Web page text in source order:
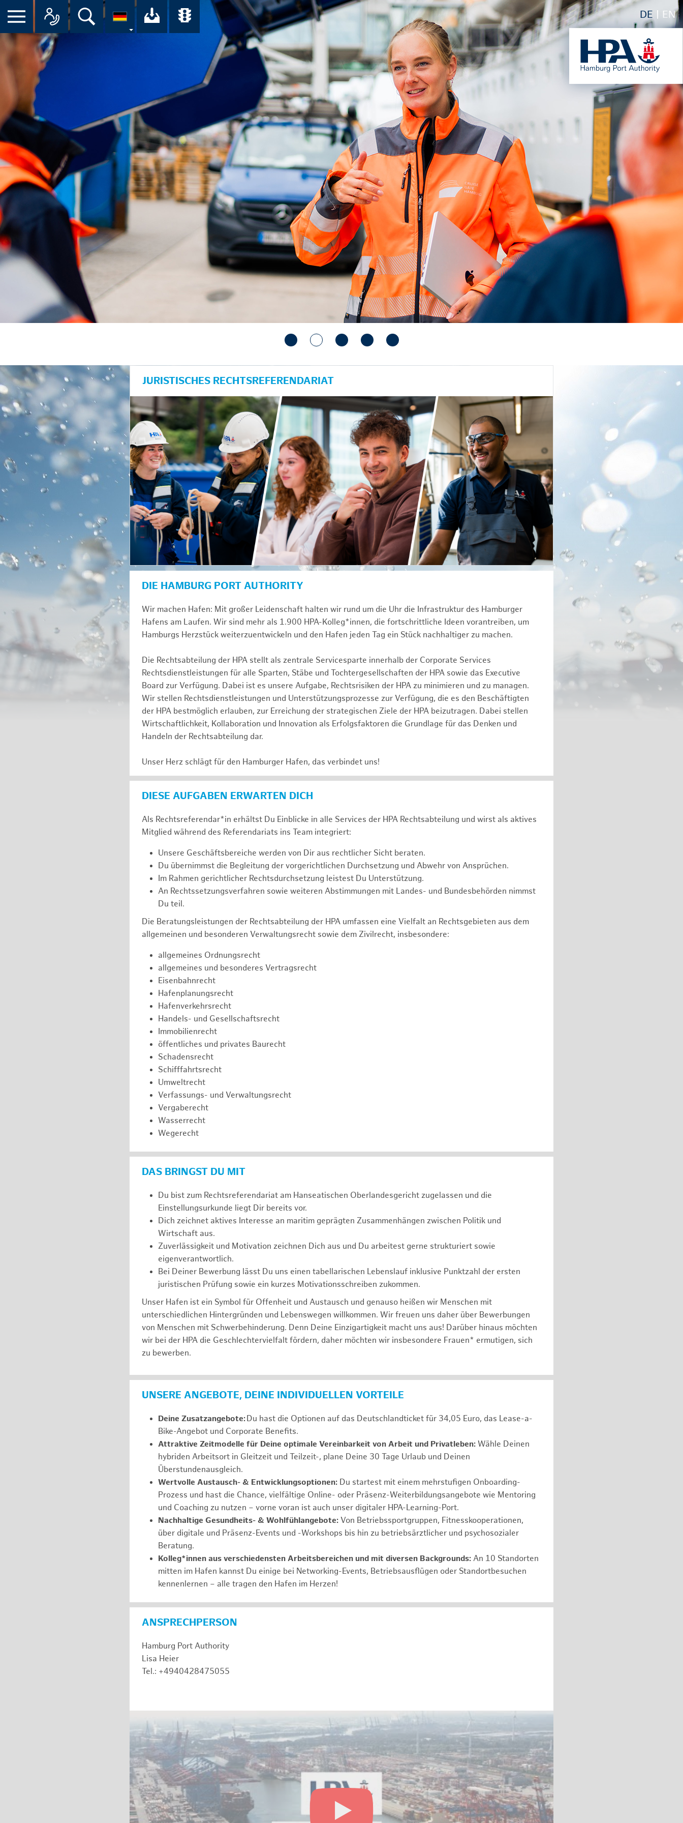
DE EN
Suche Ihr Download-Center der HPA
Übersicht aller Verkehrsmeldungen im Hafen am
JURISTISCHES RECHTSREFERENDARIAT
DIE HAMBURG PORT AUTHORITY
Wir machen Hafen: Mit großer Leidenschaft halten wir rund um die Uhr die Infrastruktur des Hamburger
Hafens am Laufen. Wir sind mehr als 1.900 HPA-Kolleg*innen, die fortschrittliche Ideen vorantreiben, um
Hamburgs Herzstück weiterzuentwickeln und den Hafen jeden Tag ein Stück nachhaltiger zu machen.
Die Rechtsabteilung der HPA stellt als zentrale Servicesparte innerhalb der Corporate Services
Rechtsdienstleistungen für alle Sparten, Stäbe und Tochtergesellschaften der HPA sowie das Executive
Board zur Verfügung. Dabei ist es unsere Aufgabe, Rechtsrisiken der HPA zu minimieren und zu managen.
Wir stellen Rechtsdienstleistungen und Unterstützungsprozesse zur Verfügung, die es den Beschäftigten
der HPA bestmöglich erlauben, zur Erreichung der strategischen Ziele der HPA beizutragen. Dabei stellen
Wirtschaftlichkeit, Kollaboration und Innovation als Erfolgsfaktoren die Grundlage für das Denken und
Handeln der Rechtsabteilung dar.
Unser Herz schlägt für den Hamburger Hafen, das verbindet uns!
DIESE AUFGABEN ERWARTEN DICH
Als Rechtsreferendar*in erhältst Du Einblicke in alle Services der HPA Rechtsabteilung und wirst als aktives
Mitglied während des Referendariats ins Team integriert:
Unsere Geschäftsbereiche werden von Dir aus rechtlicher Sicht beraten.
Du übernimmst die Begleitung der vorgerichtlichen Durchsetzung und Abwehr von Ansprüchen.
Im Rahmen gerichtlicher Rechtsdurchsetzung leistest Du Unterstützung.
An Rechtssetzungsverfahren sowie weiteren Abstimmungen mit Landes- und Bundesbehörden nimmst
Du teil.
Die Beratungsleistungen der Rechtsabteilung der HPA umfassen eine Vielfalt an Rechtsgebieten aus dem
allgemeinen und besonderen Verwaltungsrecht sowie dem Zivilrecht, insbesondere:
allgemeines Ordnungsrecht
allgemeines und besonderes Vertragsrecht
Eisenbahnrecht
Hafenplanungsrecht
Hafenverkehrsrecht
Handels- und Gesellschaftsrecht
Immobilienrecht
öffentliches und privates Baurecht
Schadensrecht
Schifffahrtsrecht
Umweltrecht
Verfassungs- und Verwaltungsrecht
Vergaberecht
Wasserrecht
Wegerecht
DAS BRINGST DU MIT
Du bist zum Rechtsreferendariat am Hanseatischen Oberlandesgericht zugelassen und die
Einstellungsurkunde liegt Dir bereits vor.
Dich zeichnet aktives Interesse an maritim geprägten Zusammenhängen zwischen Politik und
Wirtschaft aus.
Zuverlässigkeit und Motivation zeichnen Dich aus und Du arbeitest gerne strukturiert sowie
eigenverantwortlich.
Bei Deiner Bewerbung lässt Du uns einen tabellarischen Lebenslauf inklusive Punktzahl der ersten
juristischen Prüfung sowie ein kurzes Motivationsschreiben zukommen.
Unser Hafen ist ein Symbol für Offenheit und Austausch und genauso heißen wir Menschen mit
unterschiedlichen Hintergründen und Lebenswegen willkommen. Wir freuen uns daher über Bewerbungen
von Menschen mit Schwerbehinderung. Denn Deine Einzigartigkeit macht uns aus! Darüber hinaus möchten
wir bei der HPA die Geschlechtervielfalt fördern, daher möchten wir insbesondere Frauen* ermutigen, sich
zu bewerben.
UNSERE ANGEBOTE, DEINE INDIVIDUELLEN VORTEILE
Deine Zusatzangebote:Du hast die Optionen auf das Deutschlandticket für 34,05 Euro, das Lease-a-
Bike-Angebot und Corporate Benefits.
Attraktive Zeitmodelle für Deine optimale Vereinbarkeit von Arbeit und Privatleben: Wähle Deinen
hybriden Arbeitsort in Gleitzeit und Teilzeit-, plane Deine 30 Tage Urlaub und Deinen
Überstundenausgleich.
Wertvolle Austausch- & Entwicklungsoptionen: Du startest mit einem mehrstufigen Onboarding-
Prozess und hast die Chance, vielfältige Online- oder Präsenz-Weiterbildungsangebote wie Mentoring
und Coaching zu nutzen – vorne voran ist auch unser digitaler HPA-Learning-Port.
Nachhaltige Gesundheits- & Wohlfühlangebote: Von Betriebssportgruppen, Fitnesskooperationen,
über digitale und Präsenz-Events und -Workshops bis hin zu betriebsärztlicher und psychosozialer
Beratung.
Kolleg*innen aus verschiedensten Arbeitsbereichen und mit diversen Backgrounds: An 10 Standorten
mitten im Hafen kannst Du einige bei Networking-Events, Betriebsausflügen oder Standortbesuchen
kennenlernen – alle tragen den Hafen im Herzen!
ANSPRECHPERSON
Hamburg Port Authority
Lisa Heier
Tel.: +4940428475055